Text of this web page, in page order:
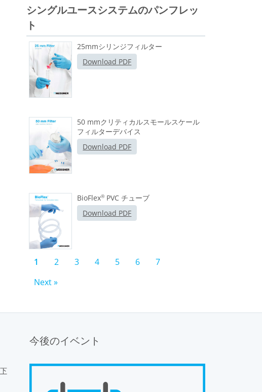
シングルユースシステムのパンフレッ
ト
25mmシリンジフィルター
Download PDF
50 mmクリティカルスモールスケール
フィルターデバイス
Download PDF
BioFlex® PVC チューブ
Download PDF
1 2 3 4 5 6
7
Next »
今後のイベント